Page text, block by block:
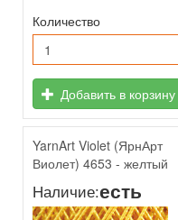
Количество
Добавить в корзину
YarnArt Violet (ЯрнАрт
Виолет) 4653 - желтый
Наличие:есть